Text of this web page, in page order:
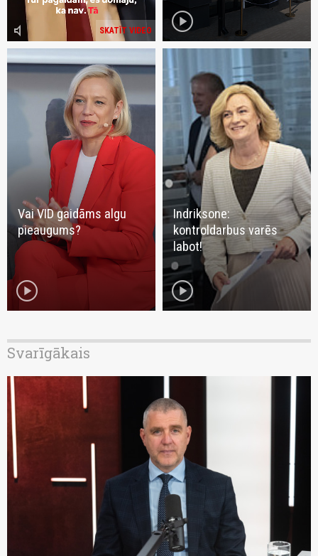
SKATĪT VIDEO
volume_mute play_circle
Vai VID gaidāms algu
pieaugums?
play_circle
Indriksone:
kontroldarbus varēs
labot!
play_circle
Svarīgākais